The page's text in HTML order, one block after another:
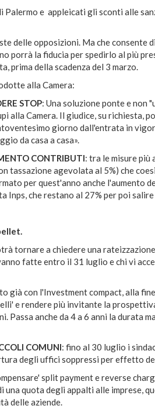
e appleicati gli sconti alle
delle opposizioni. Ma che consente
porrà la fiducia per spedirlo al più
prima della scadenza del 3 marzo.
alla Camera:
STOP: Una soluzione ponte e non
alla Camera. Il giudice, su richiesta,
giorno dall'entrata in
da casa a casa».
CONTRIBUTI: tra le misure più
tassazione agevolata al 5%) che
per quest'anno anche l'aumento
che restano al 27% per poi
tornare a chiedere una
fatte entro il 31 luglio e chi vi
già con l'Investment compact, alla
e rendere più invitante la
Passa anche da 4 a 6 anni la durata
COMUNI: fino al 30 luglio i
degli uffici soppressi per effetto
split payment e reverse
quota degli appalti alle imprese,
delle aziende.